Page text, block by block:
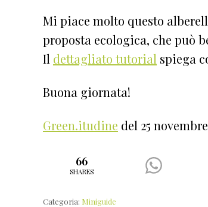
Mi piace molto questo
proposta ecologica, che può
Il dettagliato tutorial spiega
Buona giornata!
Green.itudine del 25 novembre
66
SHARES
Categoria: Miniguide